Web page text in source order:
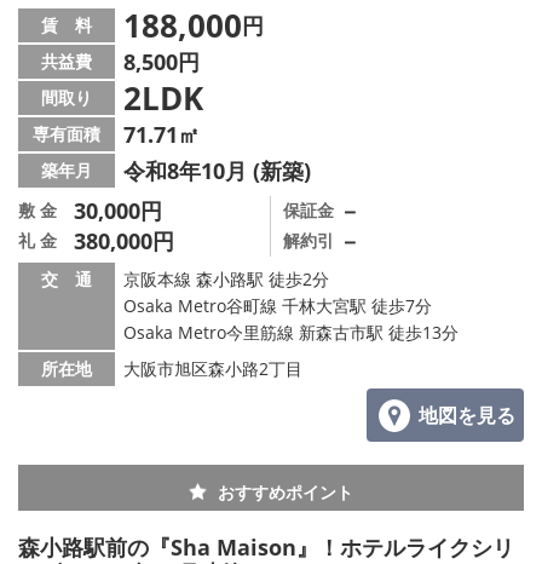
メールでお問い合わせ
賃 料 188,000円
共益費 8,500円
間取り 2LDK
専有面積 71.71㎡
築年月 令和8年10月 (新築)
敷 金 30,000円
礼 金 380,000円
保証金 －
解約引 －
交 通
京阪本線 森小路駅 徒歩2分
Osaka Metro谷町線 千林大宮駅 徒歩7分
Osaka Metro今里筋線 新森古市駅 徒歩13分
所在地
大阪市旭区森小路2丁目
地図を見る
おすすめポイント
森小路駅前の『Sha Maison』！ホテルライクシリ